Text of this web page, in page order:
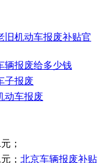
旧机动车报废补贴官
辆报废给多少钱
子报废
动车报废
；
； 北京车辆报废补贴